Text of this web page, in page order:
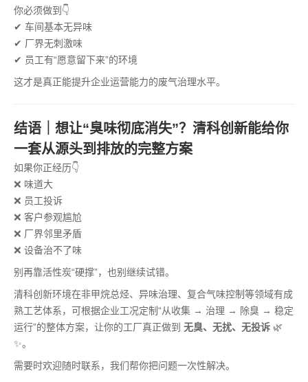
你必须做到👇
✔ 车间基本无异味
✔ 厂界无刺激味
✔ 员工有“愿意留下来”的环境
这才是真正能提升企业运营能力的废气治理水平。
结语｜想让“臭味彻底消失”？清科创新能给你
一套从源头到排放的完整方案
如果你正经历👇
❌ 味道大
❌ 员工投诉
❌ 客户参观尴尬
❌ 厂界邻里矛盾
❌ 设备治不了味
别再靠活性炭“硬撑”，也别继续试错。
清科创新环境在非甲烷总烃、异味治理、复合气味控制等领域有成
熟工艺体系，可根据企业工况定制“从收集 → 治理 → 除臭 → 稳定
运行”的整体方案，让你的工厂真正做到 无臭、无扰、无投诉 🌿
✨。
需要时欢迎随时联系，我们帮你把问题一次性解决。